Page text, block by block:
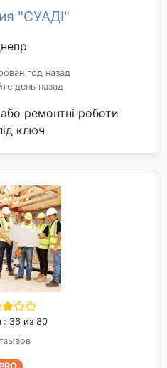
"СУАДІ"
год назад
день назад
ремонтні роботи
ключ
36 из 80